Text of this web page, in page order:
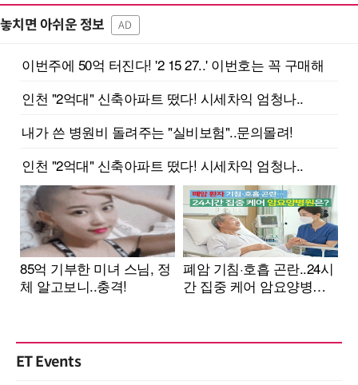
놓치면 아쉬운 정보 AD
ET Events